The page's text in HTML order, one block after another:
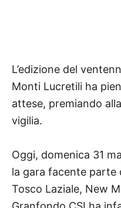
L’edizione del
Monti Lucretili ha
attese, premiando
vigilia.
Oggi, domenica 31
la gara facente parte
Tosco Laziale, New